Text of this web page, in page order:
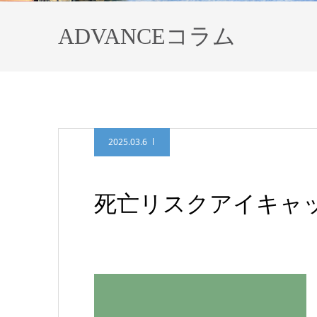
ADVANCEコラム
2025.03.6
死亡リスクアイキャ